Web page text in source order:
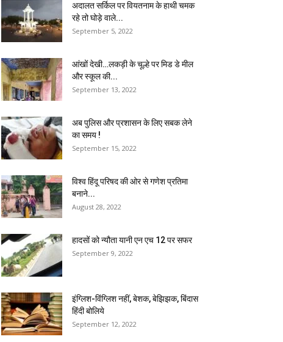
अदालत सर्किल पर वियतनाम के हाथी चमक
रहे तो घोड़े वाले...
September 5, 2022
आंखों देखी…लकड़ी के चूल्हे पर मिड डे मील
और स्कूल की...
September 13, 2022
अब पुलिस और प्रशासन के लिए सबक लेने
का समय !
September 15, 2022
विश्व हिंदू परिषद की ओर से गणेश प्रतिमा
बनाने...
August 28, 2022
हादसों को न्यौता यानी एन एच 12 पर सफर
September 9, 2022
इंग्लिश-विंग्लिश नहीं, बेशक, बेझिझक, बिंदास
हिंदी बोलिये
September 12, 2022